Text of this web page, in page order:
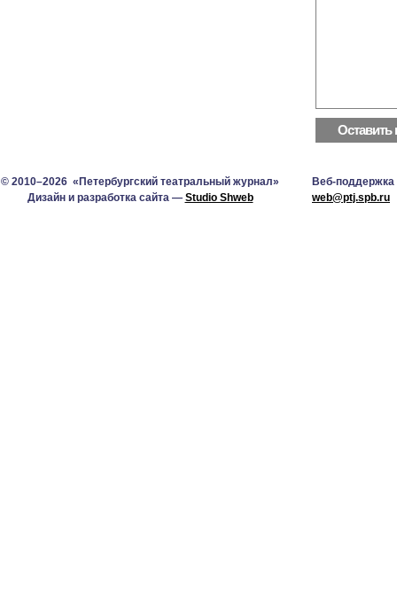
© 2010–2026 «Петербургский театральный журнал»
Дизайн и разработка сайта — Studio Shweb
Веб-поддержка
web@ptj.spb.ru